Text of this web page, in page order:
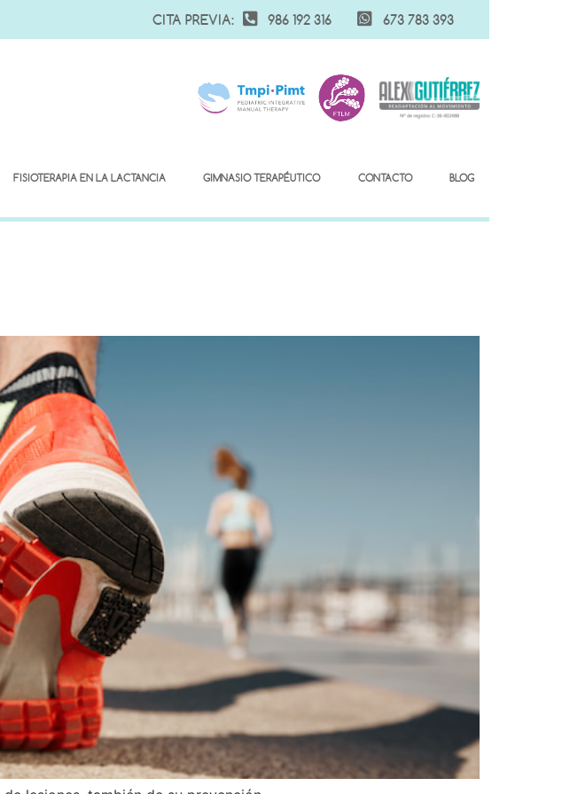
CITA PREVIA: 986 192 316 673 783 393
FISIOTERAPIA EN LA LACTANCIA GIMNASIO TERAPÉUTICO CONTACTO BLOG